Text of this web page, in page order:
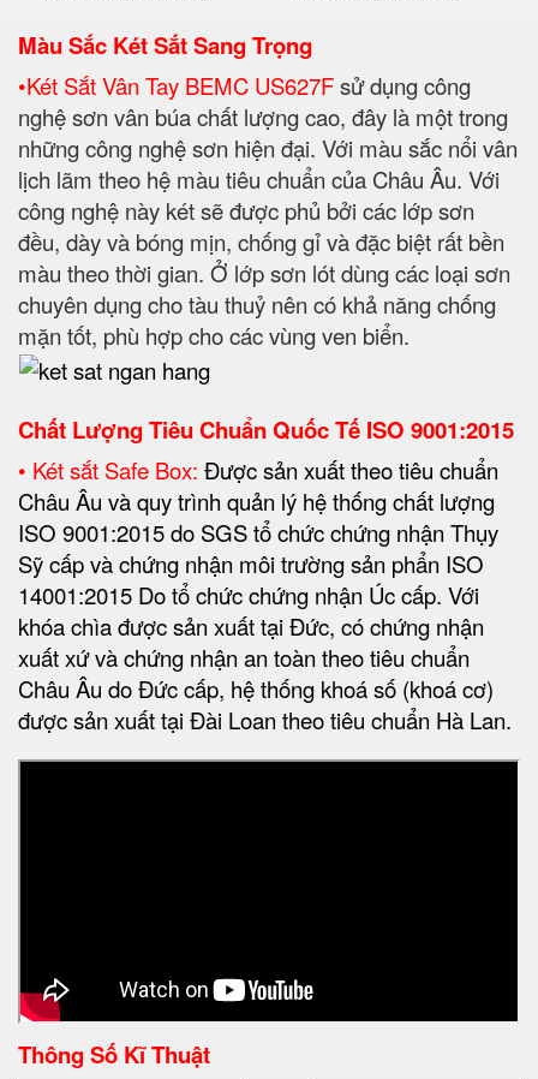
Màu Sắc Két Sắt Sang Trọng
•Két Sắt Vân Tay BEMC US627Fsử dụng công
nghệ sơn vân búa chất lượng cao, đây là một trong
những công nghệ sơn hiện đại. Với màu sắc nổi vân
lịch lãm theo hệ màu tiêu chuẩn của Châu Âu. Với
công nghệ này két sẽ được phủ bởi các lớp sơn
đều, dày và bóng mịn, chống gỉ và đặc biệt rất bền
màu theo thời gian. Ở lớp sơn lót dùng các loại sơn
chuyên dụng cho tàu thuỷ nên có khả năng chống
mặn tốt, phù hợp cho các vùng ven biển.
Chất Lượng Tiêu Chuẩn Quốc Tế ISO 9001:2015
• Két sắt Safe Box: Được sản xuất theo tiêu chuẩn
Châu Âu và quy trình quản lý hệ thống chất lượng
ISO 9001:2015 do SGS tổ chức chứng nhận Thụy
Sỹ cấp và chứng nhận môi trường sản phẩn ISO
14001:2015 Do tổ chức chứng nhận Úc cấp. Với
khóa chìa được sản xuất tại Đức, có chứng nhận
xuất xứ và chứng nhận an toàn theo tiêu chuẩn
Châu Âu do Đức cấp, hệ thống khoá số (khoá cơ)
được sản xuất tại Đài Loan theo tiêu chuẩn Hà Lan.
Thông Số Kĩ Thuật